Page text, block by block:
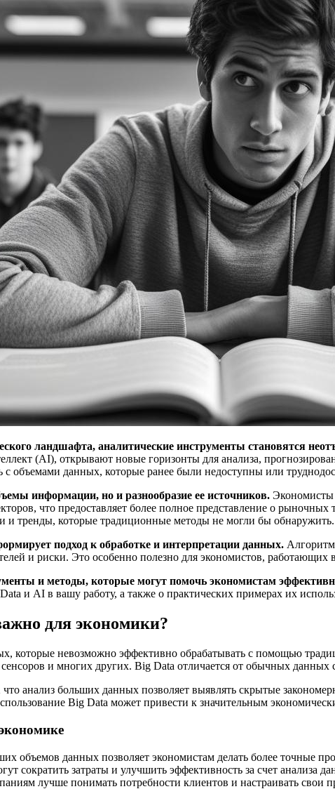
ландшафта, аналитические инструменты становятся
(AI), открывают новые горизонты для анализа,
с объемами данных, которые ранее были недоступны или
информации, но и разнообразие ее источников. Экономисты
что предоставляет более полное представление о
и тренды, которые традиционные методы не могли бы обнаружить.
подход к обработке и интерпретации данных.
и риски. Это особенно полезно для экономистов,
и методы, которые могут помочь экономистам
и AI в вашу работу, а также о практических примерах их
для экономики?
которые невозможно эффективно обрабатывать с помощью
и многих других. Big Data отличается от обычных
анализ больших данных позволяет выявлять скрытые
Big Data может привести к значительным
объемов данных позволяет экономистам делать более точные
сократить затраты и улучшить эффективность за счет анализа
лучше понимать потребности клиентов и настраивать свои